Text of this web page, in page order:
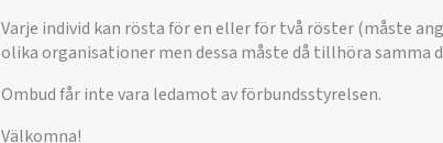
Varje individ kan rösta för en eller för två röster (måste
olika organisationer men dessa måste då tillhöra samma
Ombud får inte vara ledamot av förbundsstyrelsen.
Välkomna!